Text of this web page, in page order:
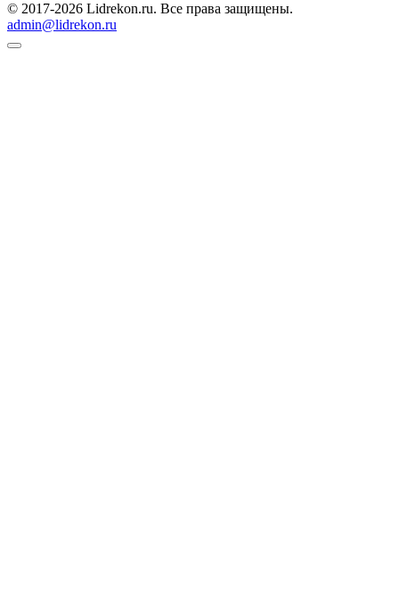
© 2017-2026 Lidrekon.ru. Все права защищены.
admin@lidrekon.ru